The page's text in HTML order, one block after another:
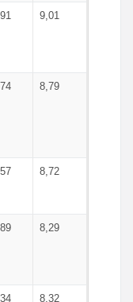
9,01
8,79
8,72
8,29
8,32